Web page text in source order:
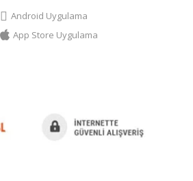
Android Uygulama
App Store Uygulama